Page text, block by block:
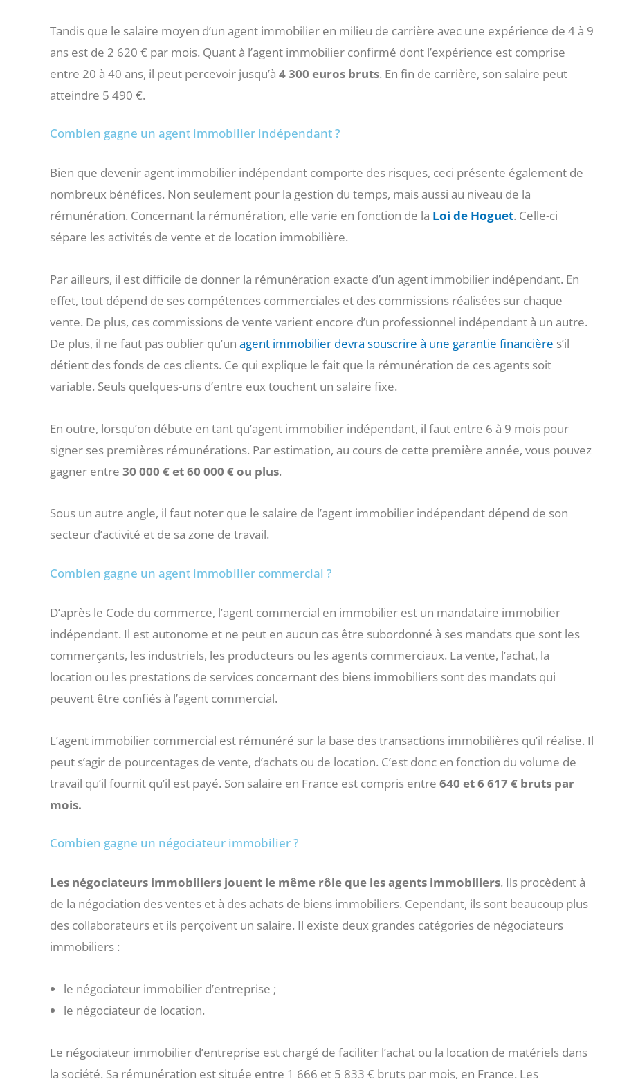
Tandis que le salaire moyen d’un agent immobilier en milieu de carrière avec une expérience de 4 à 9
ans est de 2 620 € par mois. Quant à l’agent immobilier confirmé dont l’expérience est comprise
entre 20 à 40 ans, il peut percevoir jusqu’à 4 300 euros bruts. En fin de carrière, son salaire peut
atteindre 5 490 €.
Combien gagne un agent immobilier indépendant ?
Bien que devenir agent immobilier indépendant comporte des risques, ceci présente également de
nombreux bénéfices. Non seulement pour la gestion du temps, mais aussi au niveau de la
rémunération. Concernant la rémunération, elle varie en fonction de la Loi de Hoguet. Celle-ci
sépare les activités de vente et de location immobilière.
Par ailleurs, il est difficile de donner la rémunération exacte d’un agent immobilier indépendant. En
effet, tout dépend de ses compétences commerciales et des commissions réalisées sur chaque
vente. De plus, ces commissions de vente varient encore d’un professionnel indépendant à un autre.
De plus, il ne faut pas oublier qu’un agent immobilier devra souscrire à une garantie financière s’il
détient des fonds de ces clients. Ce qui explique le fait que la rémunération de ces agents soit
variable. Seuls quelques-uns d’entre eux touchent un salaire fixe.
En outre, lorsqu’on débute en tant qu’agent immobilier indépendant, il faut entre 6 à 9 mois pour
signer ses premières rémunérations. Par estimation, au cours de cette première année, vous pouvez
gagner entre 30 000 € et 60 000 € ou plus.
Sous un autre angle, il faut noter que le salaire de l’agent immobilier indépendant dépend de son
secteur d’activité et de sa zone de travail.
Combien gagne un agent immobilier commercial ?
D’après le Code du commerce, l’agent commercial en immobilier est un mandataire immobilier
indépendant. Il est autonome et ne peut en aucun cas être subordonné à ses mandats que sont les
commerçants, les industriels, les producteurs ou les agents commerciaux. La vente, l’achat, la
location ou les prestations de services concernant des biens immobiliers sont des mandats qui
peuvent être confiés à l’agent commercial.
L’agent immobilier commercial est rémunéré sur la base des transactions immobilières qu’il réalise. Il
peut s’agir de pourcentages de vente, d’achats ou de location. C’est donc en fonction du volume de
travail qu’il fournit qu’il est payé. Son salaire en France est compris entre 640 et 6 617 € bruts par
mois.
Combien gagne un négociateur immobilier ?
Les négociateurs immobiliers jouent le même rôle que les agents immobiliers. Ils procèdent à
de la négociation des ventes et à des achats de biens immobiliers. Cependant, ils sont beaucoup plus
des collaborateurs et ils perçoivent un salaire. Il existe deux grandes catégories de négociateurs
immobiliers :
le négociateur immobilier d’entreprise ;
le négociateur de location.
Le négociateur immobilier d’entreprise est chargé de faciliter l’achat ou la location de matériels dans
la société. Sa rémunération est située entre 1 666 et 5 833 € bruts par mois, en France. Les